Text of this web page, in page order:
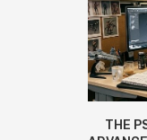
THE